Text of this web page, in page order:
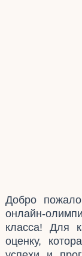
Добро
онлайн-
класса! Для
оценку,